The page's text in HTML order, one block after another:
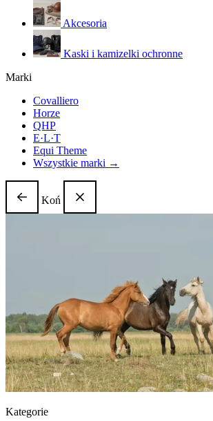
Akcesoria
Kaski i kamizelki ochronne
Marki
Covalliero
Horze
QHP
E·L·T
Equi Theme
Wszystkie marki →
Koń
Kategorie